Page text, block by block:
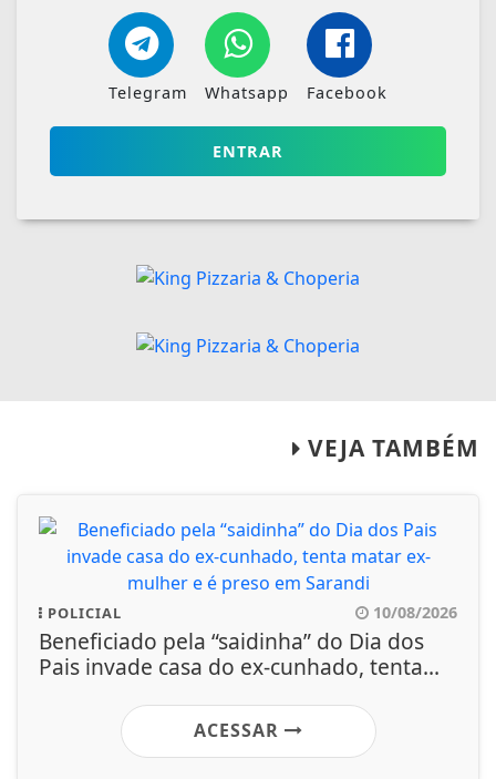
Telegram Whatsapp Facebook
ENTRAR
VEJA TAMBÉM
POLICIAL 10/08/2026
Beneficiado pela “saidinha” do Dia dos
Pais invade casa do ex-cunhado, tenta...
ACESSAR